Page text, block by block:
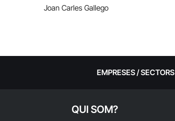
Joan Carles Gallego
EMPRESES / SECTORS
QUI SOM?